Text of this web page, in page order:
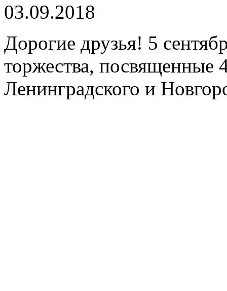
03.09.2018
Дорогие друзья! 5
торжества, посвященные
Ленинградского и